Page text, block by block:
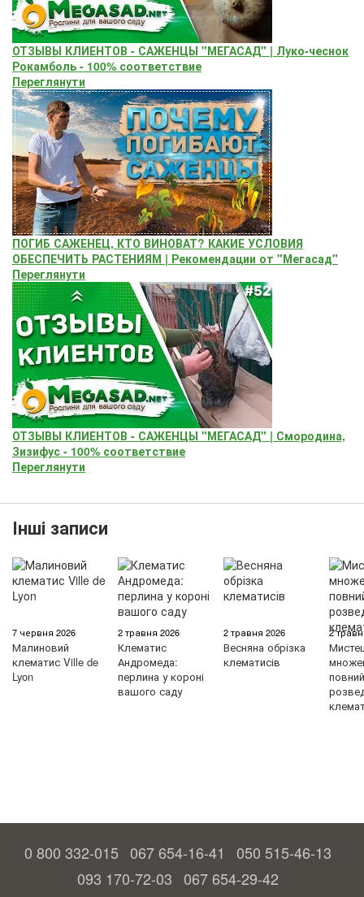
ОТЗЫВЫ КЛИЕНТОВ - САЖЕНЦЫ "МЕГАСАД" | Луко-чеснок
Рокамболь - 100% соответствие
Переглянути
ПОГИБ САЖЕНЕЦ, КТО ВИНОВАТ? КАКИЕ УСЛОВИЯ
ОБЕСПЕЧИТЬ РАСТЕНИЯМ | Рекомендации от "Мегасад"
Переглянути
ОТЗЫВЫ КЛИЕНТОВ - САЖЕНЦЫ "МЕГАСАД" | Смородина,
Зизифус - 100% соответствие
Переглянути
Інші записи
7 червня 2026
Малиновий
клематис Ville de
Lyon
2 травня 2026
Клематис
Андромеда:
перлина у короні
вашого саду
2 травня 2026
Весняна обрізка
клематисів
2
повний
0 800 332-015 067 654-16-41
050 515-46-13
093 170-72-03 067 654-29-42